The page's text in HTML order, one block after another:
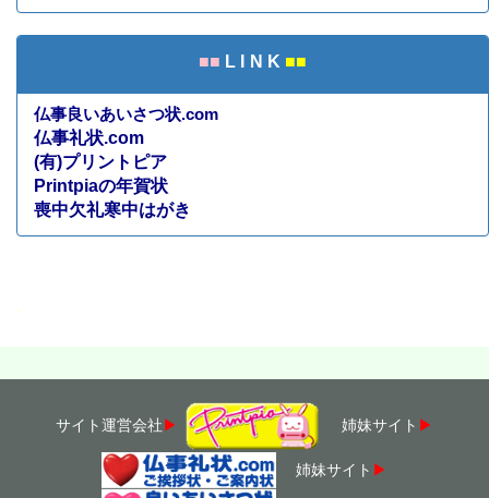
■■ L I N K ■■
仏事良いあいさつ状.com
仏事礼状.com
(有)プリントピア
Printpiaの年賀状
喪中欠礼寒中はがき
・
サイト運営会社▶ 姉妹サイト ▶
姉妹サイト ▶